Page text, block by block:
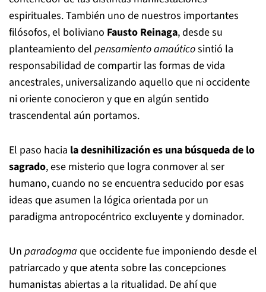
espirituales. También uno de nuestros importantes
filósofos, el boliviano Fausto Reinaga, desde su
planteamiento del pensamiento amaúticosintió la
responsabilidad de compartir las formas de vida
ancestrales, universalizando aquello que ni occidente
ni oriente conocieron y que en algún sentido
trascendental aún portamos.
El paso hacia la desnihilización es una búsqueda de lo
sagrado, ese misterio que logra conmover al ser
humano, cuando no se encuentra seducido por esas
ideas que asumen la lógica orientada por un
paradigma antropocéntrico excluyente y dominador.
Un paradogma que occidente fue imponiendo desde el
patriarcado y que atenta sobre las concepciones
humanistas abiertas a la ritualidad. De ahí que